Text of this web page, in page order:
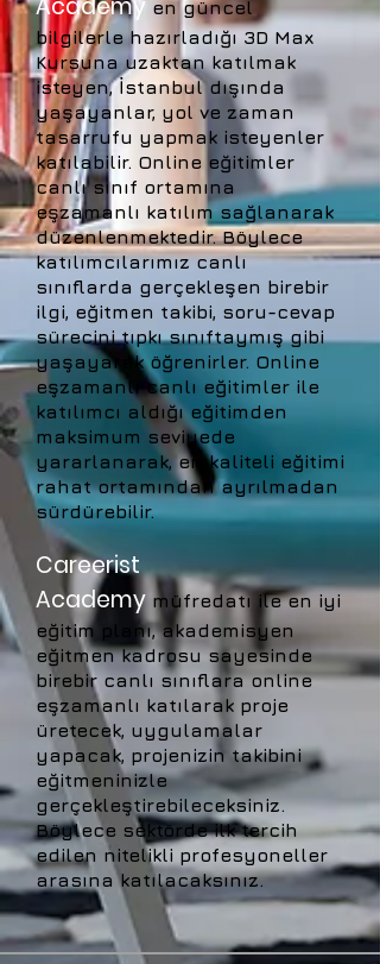
Academy en güncel
bilgilerle hazırladığı 3D Max
Kursuna uzaktan katılmak
isteyen, İstanbul dışında
yaşayanlar, yol ve zaman
tasarrufu yapmak isteyenler
katılabilir. Online eğitimler
canlı sınıf ortamına
eşzamanlı katılım sağlanarak
düzenlenmektedir. Böylece
katılımcılarımız canlı
sınıflarda gerçekleşen birebir
ilgi, eğitmen takibi, soru-cevap
sürecini tıpkı sınıftaymış gibi
yaşayarak öğrenirler. Online
eşzamanlı canlı eğitimler ile
katılımcı aldığı eğitimden
maksimum seviyede
yararlanarak, en kaliteli eğitimi
rahat ortamından ayrılmadan
sürdürebilir.
Careerist
Academy müfredatı ile en iyi
eğitim planı, akademisyen
eğitmen kadrosu sayesinde
birebir canlı sınıflara online
eşzamanlı katılarak proje
üretecek, uygulamalar
yapacak, projenizin takibini
eğitmeninizle
gerçekleştirebileceksiniz.
Böylece sektörde ilk tercih
edilen nitelikli profesyoneller
arasına katılacaksınız.